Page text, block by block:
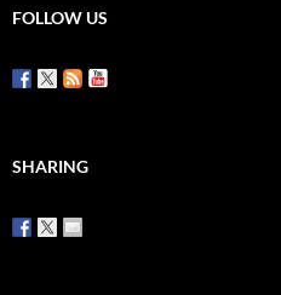
FOLLOW US
SHARING